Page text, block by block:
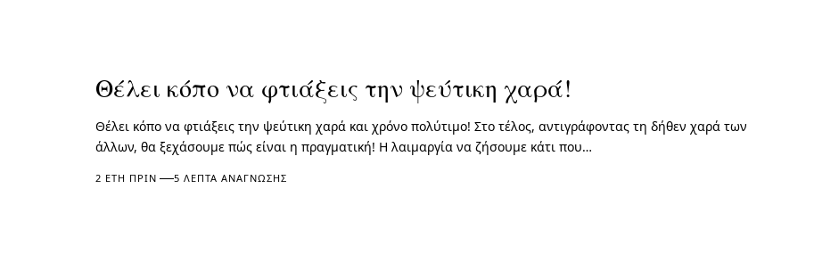
Θέλει κόπο να φτιάξεις την ψεύτικη χαρά!
Θέλει κόπο να φτιάξεις την ψεύτικη χαρά και χρόνο πολύτιμο! Στο τέλος, αντιγράφοντας τη δήθεν χαρά των
άλλων, θα ξεχάσουμε πώς είναι η πραγματική! Η λαιμαργία να ζήσουμε κάτι που…
2 ΈΤΗ ΠΡΙΝ 5 ΛΕΠΤΆ ΑΝΆΓΝΩΣΗΣ